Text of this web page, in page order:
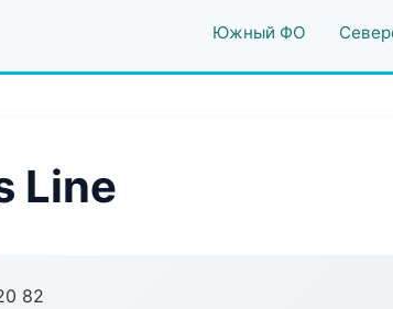
Южный ФО
Line
82